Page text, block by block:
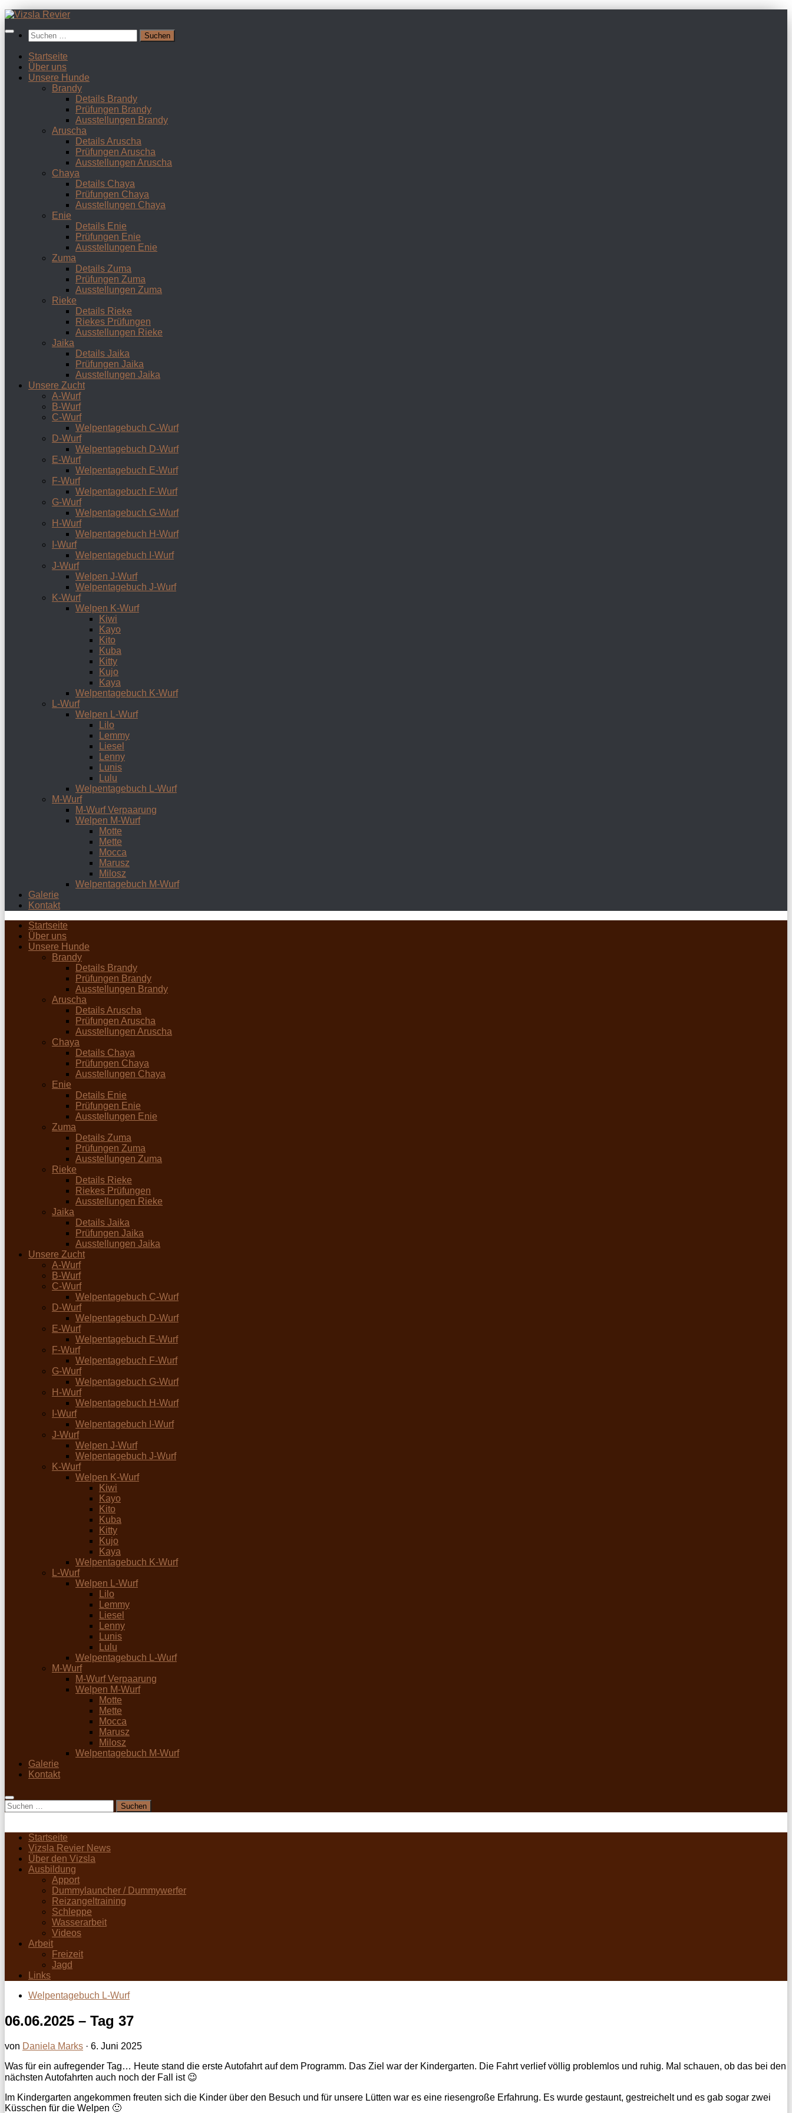
Zum
springenSuchen
nach:
Startseite
Über uns
Unsere Hunde
Brandy
Details Brandy
Prüfungen Brandy
Ausstellungen Brandy
Aruscha
Details Aruscha
Prüfungen Aruscha
Ausstellungen Aruscha
Chaya
Details Chaya
Prüfungen Chaya
Ausstellungen Chaya
Enie
Details Enie
Prüfungen Enie
Ausstellungen Enie
Zuma
Details Zuma
Prüfungen Zuma
Ausstellungen Zuma
Rieke
Details Rieke
Riekes Prüfungen
Ausstellungen Rieke
Jaika
Details Jaika
Prüfungen Jaika
Ausstellungen Jaika
Unsere Zucht
A-Wurf
B-Wurf
C-Wurf
Welpentagebuch C-Wurf
D-Wurf
Welpentagebuch D-Wurf
E-Wurf
Welpentagebuch E-Wurf
F-Wurf
Welpentagebuch F-Wurf
G-Wurf
Welpentagebuch G-Wurf
H-Wurf
Welpentagebuch H-Wurf
I-Wurf
Welpentagebuch I-Wurf
J-Wurf
Welpen J-Wurf
Welpentagebuch J-Wurf
K-Wurf
Welpen K-Wurf
Kiwi
Kayo
Kito
Kuba
Kitty
Kujo
Kaya
Welpentagebuch K-Wurf
L-Wurf
Welpen L-Wurf
Lilo
Lemmy
Liesel
Lenny
Lunis
Lulu
Welpentagebuch L-Wurf
M-Wurf
M-Wurf Verpaarung
Welpen M-Wurf
Motte
Mette
Mocca
Marusz
Milosz
Welpentagebuch M-Wurf
Galerie
Kontakt
Startseite
Über uns
Unsere Hunde
Brandy
Details Brandy
Prüfungen Brandy
Ausstellungen Brandy
Aruscha
Details Aruscha
Prüfungen Aruscha
Ausstellungen Aruscha
Chaya
Details Chaya
Prüfungen Chaya
Ausstellungen Chaya
Enie
Details Enie
Prüfungen Enie
Ausstellungen Enie
Zuma
Details Zuma
Prüfungen Zuma
Ausstellungen Zuma
Rieke
Details Rieke
Riekes Prüfungen
Ausstellungen Rieke
Jaika
Details Jaika
Prüfungen Jaika
Ausstellungen Jaika
Unsere Zucht
A-Wurf
B-Wurf
C-Wurf
Welpentagebuch C-Wurf
D-Wurf
Welpentagebuch D-Wurf
E-Wurf
Welpentagebuch E-Wurf
F-Wurf
Welpentagebuch F-Wurf
G-Wurf
Welpentagebuch G-Wurf
H-Wurf
Welpentagebuch H-Wurf
I-Wurf
Welpentagebuch I-Wurf
J-Wurf
Welpen J-Wurf
Welpentagebuch J-Wurf
K-Wurf
Welpen K-Wurf
Kiwi
Kayo
Kito
Kuba
Kitty
Kujo
Kaya
Welpentagebuch K-Wurf
L-Wurf
Welpen L-Wurf
Lilo
Lemmy
Liesel
Lenny
Lunis
Lulu
Welpentagebuch L-Wurf
M-Wurf
M-Wurf Verpaarung
Welpen M-Wurf
Motte
Mette
Mocca
Marusz
Milosz
Welpentagebuch M-Wurf
Galerie
Kontakt
Suchen
nach:
Startseite
Vizsla Revier News
Über den Vizsla
Ausbildung
Apport
Dummylauncher / Dummywerfer
Reizangeltraining
Schleppe
Wasserarbeit
Videos
Arbeit
Freizeit
Jagd
Links
Welpentagebuch L-Wurf
06.06.2025 – Tag 37
von Daniela Marks · 6. Juni 2025
Was für ein aufregender Tag… Heute stand die erste Autofahrt auf dem Programm. Das Ziel war der Kindergarten. Die Fahrt verlief völlig problemlos und ruhig. Mal schauen, ob das bei den
nächsten Autofahrten auch noch der Fall ist 😉
Im Kindergarten angekommen freuten sich die Kinder über den Besuch und für unsere Lütten war es eine riesengroße Erfahrung. Es wurde gestaunt, gestreichelt und es gab sogar zwei
Küsschen für die Welpen 🙂